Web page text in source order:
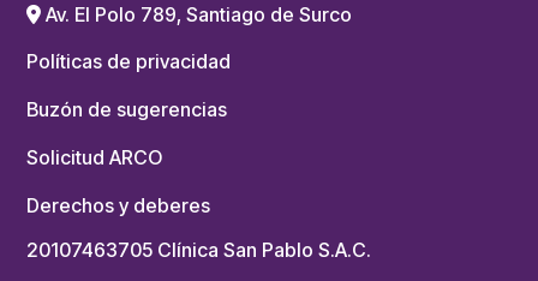
Av. El Polo 789, Santiago de Surco
Políticas de privacidad
Buzón de sugerencias
Solicitud ARCO
Derechos y deberes
20107463705 Clínica San Pablo S.A.C.